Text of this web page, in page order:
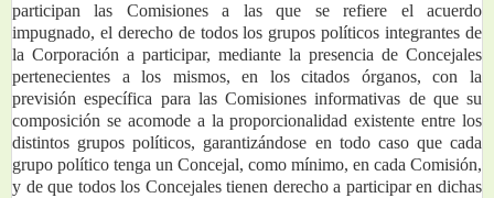
participan las Comisiones a las que se refiere el acuerdo
impugnado, el derecho de todos los grupos políticos integrantes de
la Corporación a participar, mediante la presencia de Concejales
pertenecientes a los mismos, en los citados órganos, con la
previsión específica para las Comisiones informativas de que su
composición se acomode a la proporcionalidad existente entre los
distintos grupos políticos, garantizándose en todo caso que cada
grupo político tenga un Concejal, como mínimo, en cada Comisión,
y de que todos los Concejales tienen derecho a participar en dichas